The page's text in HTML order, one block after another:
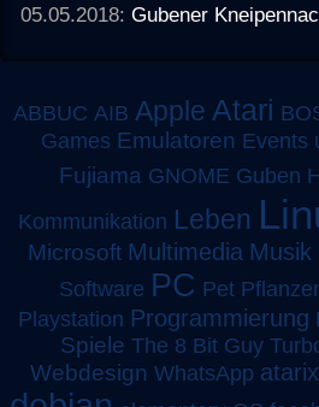
05.05.2018:Gubener
ABBUC AIB Apple Atari
Games Emulatoren Events
Fujiama GNOME Guben
Kommunikation Leben
Microsoft Multimedia Musik
Software PC Pet
Playstation Programmierung
Spiele The 8 Bit Guy
Webdesign WhatsApp